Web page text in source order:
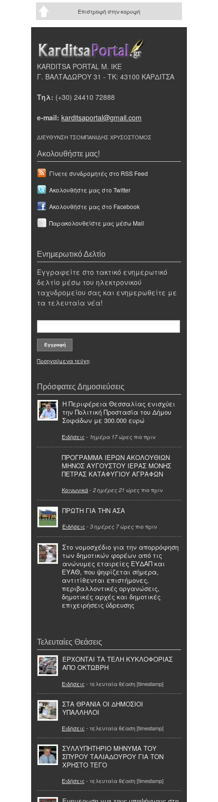
Επιστροφή στην κορυφή
KARDITSA PORTAL Μ. ΙΚΕ
Γ. ΒΑΛΤΑΔΩΡΟΥ 31 - ΤΚ: 43100 ΚΑΡΔΙΤΣΑ
Τηλ: (+30) 24410 72888
e-mail: karditsaportal@gmail.com
ΔΙΕΥΘΥΝΣΗ ΤΣΟΜΠΑΝΙΔΗΣ ΧΡΥΣΟΣΤΟΜΟΣ
Ακολουθήστε μας!
Γίνετε συνδρομητές στο RSS Feed
Ακολουθήστε μας στο Twitter
Ακολουθήστε μας στο Facebook
Παρακολουθείστε μας μέσω Mail
Ενημερωτικό Δελτίο
Εγγραφείτε στο τακτικό ενημερωτικό
δελτίο μέσω του ηλεκτρονικού
ταχυδρομείου σας και ενημερωθείτε με
τα τελευταία νέα!
Προηγούμενα τεύχη
Πρόσφατες Δημοσιεύσεις
Η Περιφέρεια Θεσσαλίας ενισχύει
την Πολιτική Προστασία του Δήμου
Σοφάδων με 300.000 ευρώ
Ειδήσεις - 1ημέρα 17 ώρες πιο πριν
ΠΡΟΓΡΑΜΜΑ ΙΕΡΩΝ ΑΚΟΛΟΥΘΙΩΝ
ΜΗΝΟΣ ΑΥΓΟΥΣΤΟΥ ΙΕΡΑΣ ΜΟΝΗΣ
ΠΕΤΡΑΣ ΚΑΤΑΦΥΓΙΟΥ ΑΓΡΑΦΩΝ
Κοινωνικά- 2 ημέρες 21 ώρες πιο πριν
ΠΡΩΤΗ ΓΙΑ ΤΗΝ ΑΣΑ
Ειδήσεις - 3 ημέρες 7 ώρες πιο πριν
Στο νομοσχέδιο για την απορρόφηση
των δημοτικών φορέων από τις
ανώνυμες εταιρείες ΕΥΔΑΠ και
ΕΥΑΘ, που ψηφίζεται σήμερα,
αντιτίθενται επιστήμονες,
περιβαλλοντικές οργανώσεις,
δημοτικές αρχές και δημοτικές
επιχειρήσεις ύδρευσης
Τελευταίες Θεάσεις
ΕΡΧΟΝΤΑΙ ΤΑ ΤΕΛΗ ΚΥΚΛΟΦΟΡΙΑΣ
ΑΠΟ ΟΚΤΩΒΡΗ
Ειδήσεις - τελευταία θέαση [timestamp]
ΣΤΑ ΘΡΑΝΙΑ ΟΙ ΔΗΜΟΣΙΟΙ
ΥΠΑΛΛΗΛΟΙ
Ειδήσεις - τελευταία θέαση [timestamp]
ΣΥΛΛΥΠΗΤΗΡΙΟ ΜΗΝΥΜΑ ΤΟΥ
ΣΠΥΡΟΥ ΤΑΛΙΑΔΟΥΡΟΥ ΓΙΑ ΤΟΝ
ΧΡΗΣΤΟ ΤΕΓΟ
Ειδήσεις - τελευταία θέαση [timestamp]